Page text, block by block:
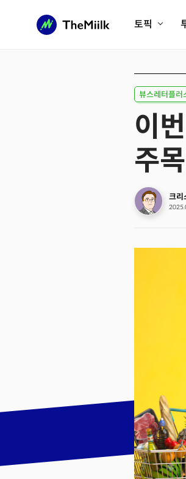
토픽
피지컬AI/로봇
AX비즈니스혁명
전체 기사 보기
뷰스레터플러
이
주
크리